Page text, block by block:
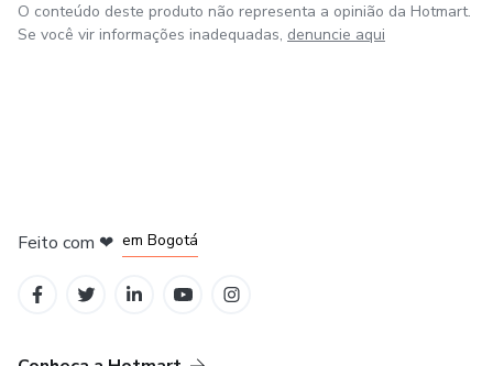
O conteúdo deste produto não representa a opinião da Hotmart.
Se você vir informações inadequadas, denuncie aqui
Feito com ❤ em Bogotá